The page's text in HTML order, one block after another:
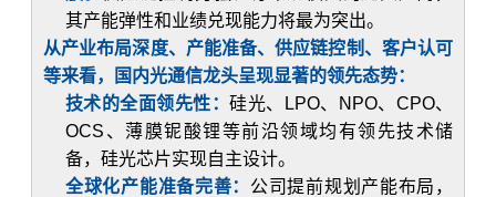
其产能弹性和业绩兑现能力将最为突出。
从产业布局深度、产能准备、供应链控制、客户认可
等来看，国内光通信龙头呈现显著的领先态势：
技术的全面领先性：硅光、LPO、NPO、CPO、
OCS、薄膜铌酸锂等前沿领域均有领先技术储
备，硅光芯片实现自主设计。
全球化产能准备完善： 公司提前规划产能布局，